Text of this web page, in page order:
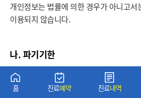
홈 진료예약 진료내역
개인정보는 법률에 의한 경우가 아니고서
이용되지 않습니다.
나. 파기기한
이용자의 개인정보는 개인정보의 보유기
보유기간의 종료일로부터 5일 이내에, 개